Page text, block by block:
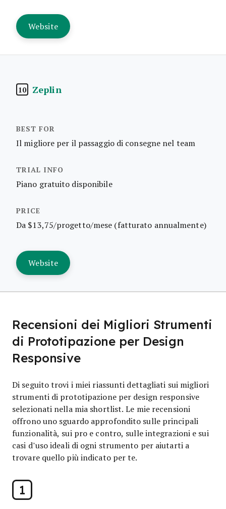
Website
10 Zeplin
Il migliore per il passaggio di consegne nel team
Piano gratuito disponibile
Da $13,75/progetto/mese (fatturato annualmente)
Website
Recensioni dei Migliori Strumenti
di Prototipazione per Design
Responsive
Di seguito trovi i miei riassunti dettagliati sui migliori
strumenti di prototipazione per design responsive
selezionati nella mia shortlist. Le mie recensioni
offrono uno sguardo approfondito sulle principali
funzionalità, sui pro e contro, sulle integrazioni e sui
casi d’uso ideali di ogni strumento per aiutarti a
trovare quello più indicato per te.
1